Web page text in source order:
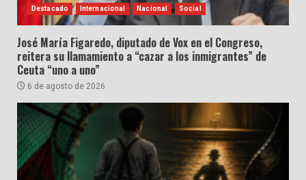
Destacado Internacional Nacional Social
José María Figaredo, diputado de Vox en el Congreso,
reitera su llamamiento a “cazar a los inmigrantes” de
Ceuta “uno a uno”
6 de agosto de 2026